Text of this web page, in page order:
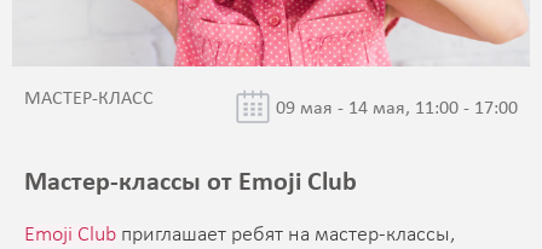
МАСТЕР-КЛАСС 09 мая - 14 мая, 11:00 - 17:00
Мастер-классы от Emoji Club
Emoji Club приглашает ребят на мастер-классы,